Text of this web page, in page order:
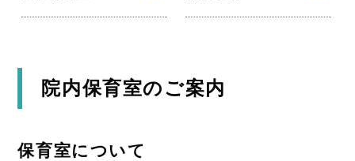
院内保育室のご案内
保育室について